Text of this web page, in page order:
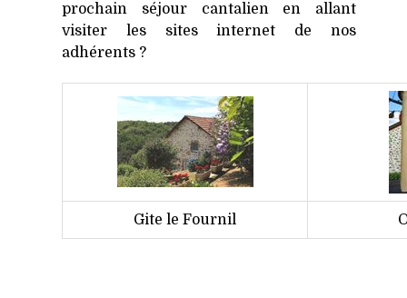
prochain séjour cantalien en allant
visiter les sites internet de nos
adhérents ?
Gite le Fournil